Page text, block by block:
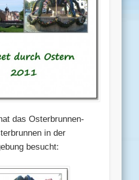
das Osterbrunnen-
in der
besucht: